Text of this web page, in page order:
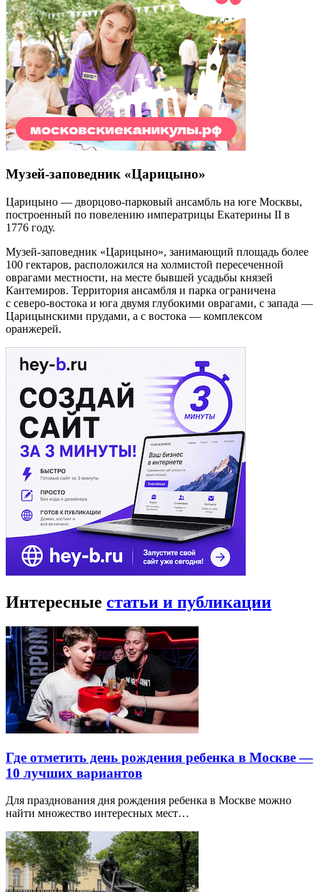
Музей-заповедник «Царицыно»
Царицыно — дворцово-парковый ансамбль на юге Москвы,
построенный по повелению императрицы Екатерины II в
1776 году.
Музей-заповедник «Царицыно», занимающий площадь более
100 гектаров, расположился на холмистой пересеченной
оврагами местности, на месте бывшей усадьбы князей
Кантемиров. Территория ансамбля и парка ограничена
с северо-востока и юга двумя глубокими оврагами, с запада —
Царицынскими прудами, а с востока — комплексом
оранжерей.
Интересные статьи и публикации
Где отметить день рождения ребенка в Москве —
10 лучших вариантов
Для празднования дня рождения ребенка в Москве можно
найти множество интересных мест…